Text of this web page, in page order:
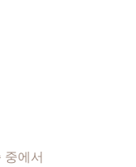
중에서